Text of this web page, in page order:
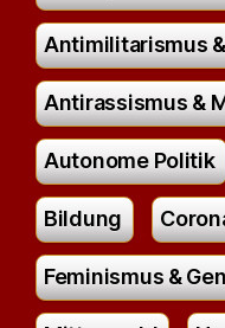
Antimilitarismus
Antirassismus &
Autonome Politik
Bildung
Feminismus &